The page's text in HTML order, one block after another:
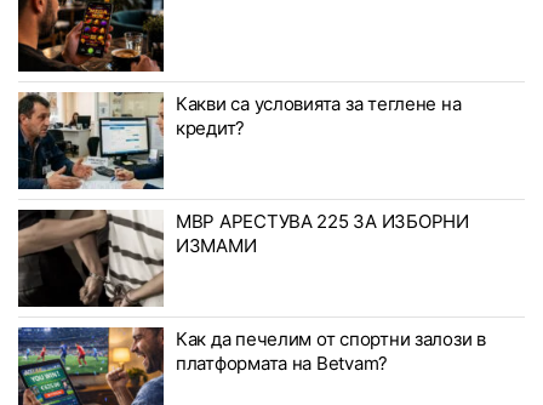
Какви са условията за теглене на
кредит?
МВР АРЕСТУВА 225 ЗА ИЗБОРНИ
ИЗМАМИ
Как да печелим от спортни залози в
платформата на Betvam?